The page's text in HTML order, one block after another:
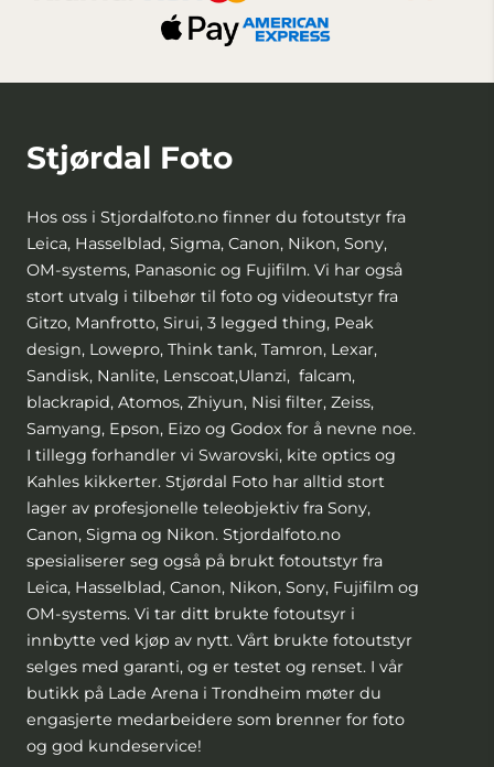
Stjørdal Foto
Hos oss i Stjordalfoto.no finner du fotoutstyr fra
Leica, Hasselblad, Sigma, Canon, Nikon, Sony,
OM-systems, Panasonic og Fujifilm. Vi har også
stort utvalg i tilbehør til foto og videoutstyr fra
Gitzo, Manfrotto, Sirui, 3 legged thing, Peak
design, Lowepro, Think tank, Tamron, Lexar,
Sandisk, Nanlite, Lenscoat,Ulanzi, falcam,
blackrapid, Atomos, Zhiyun, Nisi filter, Zeiss,
Samyang, Epson, Eizo og Godox for å nevne noe.
I tillegg forhandler vi Swarovski, kite optics og
Kahles kikkerter. Stjørdal Foto har alltid stort
lager av profesjonelle teleobjektiv fra Sony,
Canon, Sigma og Nikon. Stjordalfoto.no
spesialiserer seg også på brukt fotoutstyr fra
Leica, Hasselblad, Canon, Nikon, Sony, Fujifilm og
OM-systems. Vi tar ditt brukte fotoutsyr i
innbytte ved kjøp av nytt. Vårt brukte fotoutstyr
selges med garanti, og er testet og renset. I vår
butikk på Lade Arena i Trondheim møter du
engasjerte medarbeidere som brenner for foto
og god kundeservice!